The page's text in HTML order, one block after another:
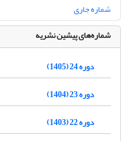
شماره جاری
شماره‌های پیشین نشریه
دوره 24 (1405)
دوره 23 (1404)
دوره 22 (1403)